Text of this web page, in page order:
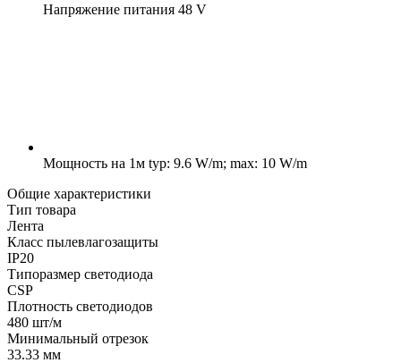
Напряжение питания 48 V
Мощность на 1м typ: 9.6 W/m; max: 10 W/m
Общие характеристики
Тип товара
Лента
Класс пылевлагозащиты
IP20
Типоразмер светодиода
CSP
Плотность светодиодов
480 шт/м
Минимальный отрезок
33.33 мм